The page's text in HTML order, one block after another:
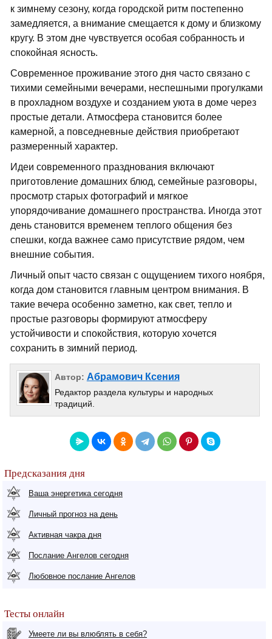
к зимнему сезону, когда городской ритм постепенно
замедляется, а внимание смещается к дому и близкому
кругу. В этом дне чувствуется особая собранность и
спокойная ясность.
Современное проживание этого дня часто связано с
тихими семейными вечерами, неспешными прогулками
в прохладном воздухе и созданием уюта в доме через
простые детали. Атмосфера становится более
камерной, а повседневные действия приобретают
размеренный характер.
Идеи современного празднования включают
приготовление домашних блюд, семейные разговоры,
просмотр старых фотографий и мягкое
упорядочивание домашнего пространства. Иногда этот
день становится временем теплого общения без
спешки, когда важнее само присутствие рядом, чем
внешние события.
Личный опыт часто связан с ощущением тихого ноября,
когда дом становится главным центром внимания. В
такие вечера особенно заметно, как свет, тепло и
простые разговоры формируют атмосферу
устойчивости и спокойствия, которую хочется
сохранить в зимний период.
Автор: Абрамович Ксения
Редактор раздела культуры и народных
традиций.
Предсказания дня
Ваша энергетика сегодня
Личный прогноз на день
Активная чакра дня
Послание Ангелов сегодня
Любовное послание Ангелов
Тесты онлайн
Умеете ли вы влюблять в себя?